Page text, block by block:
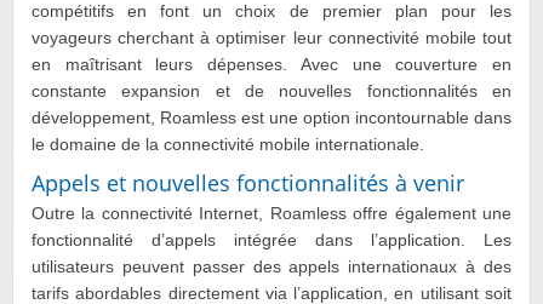
compétitifs en font un choix de premier plan pour les
voyageurs cherchant à optimiser leur connectivité mobile tout
en maîtrisant leurs dépenses. Avec une couverture en
constante expansion et de nouvelles fonctionnalités en
développement, Roamless est une option incontournable dans
le domaine de la connectivité mobile internationale.
Appels et nouvelles fonctionnalités à venir
Outre la connectivité Internet, Roamless offre également une
fonctionnalité d’appels intégrée dans l’application. Les
utilisateurs peuvent passer des appels internationaux à des
tarifs abordables directement via l’application, en utilisant soit